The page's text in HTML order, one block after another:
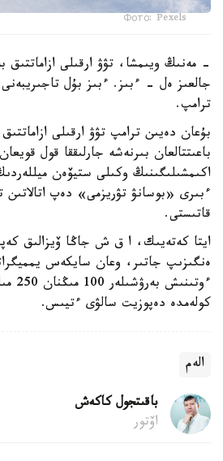
Фото: Pexels
- مەنىڭ ويىمشا، تۋۋ ارقىلى ازاماتتىق
جالعىز ەل - ءبىز. ءبىز بۇل
ترامپ.
بۇعان دەيىن ترامپ تۋۋ ارقىلى
باعىتتالعان بىرنەشە جارلىققا قول
اكىمشىلىگىنىڭ وكىلى ستيۆەن
ءبىرى «بوسانۋ تۋريزمى» دەپ اتالاتىن
قاتىستى.
ايتا كەتەيىك، ا ق ش جاڭا ۆيزالىق
ەنگىزىپ جاتىر، وعان سايكەس
كولەمدە دەپوزيت سالۋى ءتيىس.
الەم
باقىتجول كاكەش
اۆتور